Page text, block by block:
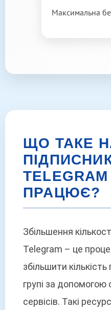
Максимальна
ЩО ТАКЕ
ПРАЦЮЄ?
Збільшення
Telegram – це
збільшити
групі за допомогою
сервісів. Такі